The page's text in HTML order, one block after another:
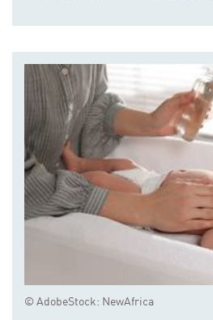
© AdobeStock: NewAfrica